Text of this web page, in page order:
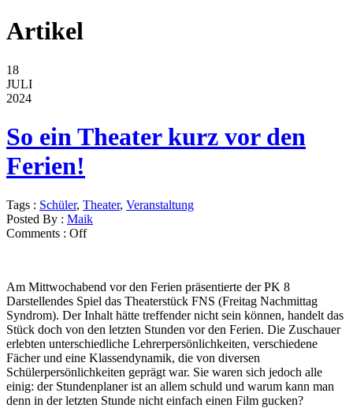
Artikel
18
JULI
2024
So ein Theater kurz vor den
Ferien!
Tags : Schüler, Theater, Veranstaltung
Posted By : Maik
Comments : Off
Am Mittwochabend vor den Ferien präsentierte der PK 8
Darstellendes Spiel das Theaterstück FNS (Freitag Nachmittag
Syndrom). Der Inhalt hätte treffender nicht sein können, handelt das
Stück doch von den letzten Stunden vor den Ferien. Die Zuschauer
erlebten unterschiedliche Lehrerpersönlichkeiten, verschiedene
Fächer und eine Klassendynamik, die von diversen
Schülerpersönlichkeiten geprägt war. Sie waren sich jedoch alle
einig: der Stundenplaner ist an allem schuld und warum kann man
denn in der letzten Stunde nicht einfach einen Film gucken?